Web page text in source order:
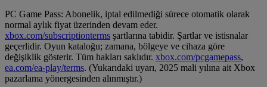
PC Game Pass: Abonelik, iptal edilmediği sürece otomatik olarak
normal aylık fiyat üzerinden devam eder.
xbox.com/subscriptionterms şartlarına tabidir. Şartlar ve istisnalar
geçerlidir. Oyun kataloğu; zamana, bölgeye ve cihaza göre
değişiklik gösterir. Tüm hakları saklıdır. xbox.com/pcgamepass,
ea.com/ea-play/terms. (Yukarıdaki uyarı, 2025 mali yılına ait Xbox
pazarlama yönergesinden alınmıştır.)